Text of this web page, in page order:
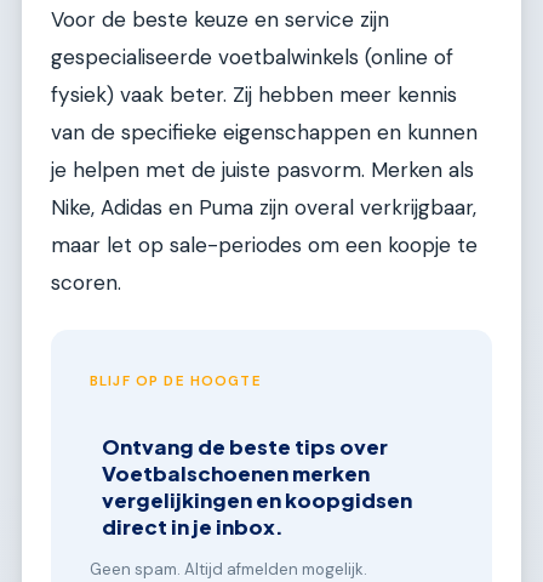
Voor de beste keuze en service zijn
gespecialiseerde voetbalwinkels (online of
fysiek) vaak beter. Zij hebben meer kennis
van de specifieke eigenschappen en kunnen
je helpen met de juiste pasvorm. Merken als
Nike, Adidas en Puma zijn overal verkrijgbaar,
maar let op sale-periodes om een koopje te
scoren.
BLIJF OP DE HOOGTE
Ontvang de beste tips over
Voetbalschoenen merken
vergelijkingen en koopgidsen
direct in je inbox.
Geen spam. Altijd afmelden mogelijk.